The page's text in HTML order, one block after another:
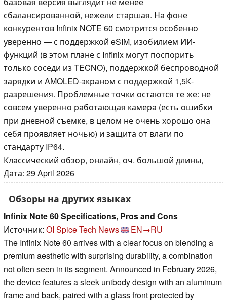
сбалансированной, нежели старшая. На фоне
конкурентов Infinix NOTE 60 смотрится особенно
уверенно — с поддержкой eSIM, изобилием ИИ-
функций (в этом плане с Infinix могут поспорить
только соседи из TECNO), поддержкой беспроводной
зарядки и AMOLED-экраном с поддержкой 1,5К-
разрешения. Проблемные точки остаются те же: не
совсем уверенно работающая камера (есть ошибки
при дневной съемке, в целом не очень хорошо она
себя проявляет ночью) и защита от влаги по
стандарту IP64.
Классический обзор, онлайн, оч. большой длины,
Дата: 29 April 2026
Обзоры на других языках
Infinix Note 60 Specifications, Pros and Cons
Источник: OI Spice Tech News
EN→RU
The Infinix Note 60 arrives with a clear focus on blending a
premium aesthetic with surprising durability, a combination
not often seen in its segment. Announced in February 2026,
the device features a sleek unibody design with an aluminum
frame and back, paired with a glass front protected by